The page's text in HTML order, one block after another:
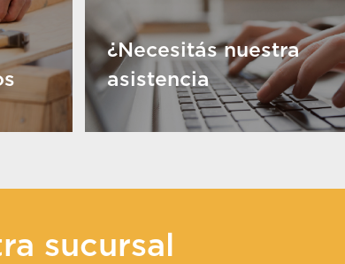
¿Necesitás nuestra
asistencia
sucursal